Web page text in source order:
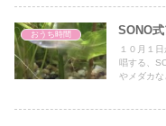
おうち時間 SONO
１０月１
唱する、
やメダカ